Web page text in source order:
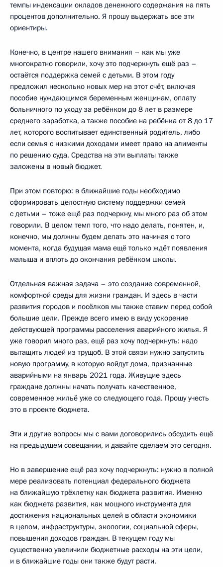
темпы индексации окладов денежного содержания на пять
процентов дополнительно. Я прошу выдержать все эти
ориентиры.
Конечно, в центре нашего внимания – как мы уже
многократно говорили, хочу это подчеркнуть ещё раз –
остаётся поддержка семей с детьми. В этом году
предложил несколько новых мер на этот счёт, включая
пособие нуждающимся беременным женщинам, оплату
больничного по уходу за ребёнком до 8 лет в размере
среднего заработка, а также пособие на ребёнка от 8 до 17
лет, которого воспитывает единственный родитель, либо
если семья с низкими доходами имеет право на алименты
по решению суда. Средства на эти выплаты также
заложены в новый бюджет.
При этом повторю: в ближайшие годы необходимо
сформировать целостную систему поддержки семей
с детьми – тоже ещё раз подчеркну, мы много раз об этом
говорили. В целом темп того, что надо делать, понятен, и,
конечно, мы должны будем делать это начиная с того
момента, когда будущая мама ещё только ждёт появления
малыша и вплоть до окончания ребёнком школы.
Отдельная важная задача – это создание современной,
комфортной среды для жизни граждан. И здесь в части
развития городов и посёлков мы также ставим перед собой
большие цели. Прежде всего имею в виду ускорение
действующей программы расселения аварийного жилья. Я
уже говорил много раз, ещё раз хочу подчеркнуть: надо
вытащить людей из трущоб. В этой связи нужно запустить
новую программу, в которую войдут дома, признанные
аварийными на январь 2021 года. Живущие здесь
граждане должны начать получать качественное,
современное жильё уже со следующего года. Прошу учесть
это в проекте бюджета.
Эти и другие вопросы мы с вами договорились обсудить ещё
на предыдущем совещании, и давайте сделаем это сегодня.
Но в завершение ещё раз хочу подчеркнуть: нужно в полной
мере реализовать потенциал федерального бюджета
на ближайшую трёхлетку как бюджета развития. Именно
как бюджета развития, как мощного инструмента для
достижения национальных целей в области экономики
в целом, инфраструктуры, экологии, социальной сферы,
повышения доходов граждан. В текущем году мы
существенно увеличили бюджетные расходы на эти цели,
и в ближайшие годы они также будут расти.